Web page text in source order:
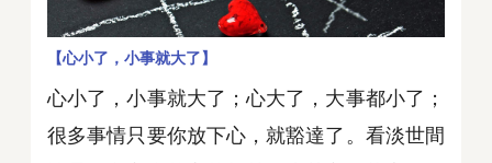
【心小了，小事就大了】
心小了，小事就大了；心大了，大事都小了；
很多事情只要你放下心，就豁達了。看淡世間